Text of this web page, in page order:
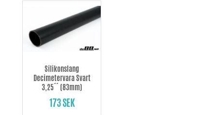
Silikonslang
Decimetervara Svart
3,25´´ (83mm)
173 SEK